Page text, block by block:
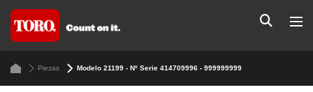
Piezas Modelo 21199 - Nº Serie 414709996 - 999999999